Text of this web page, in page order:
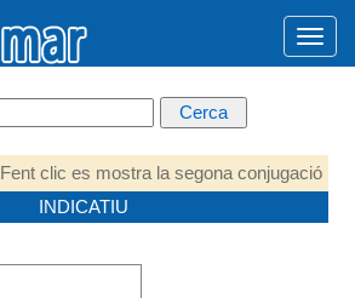
Fent clic es mostra la segona conjugació
INDICATIU